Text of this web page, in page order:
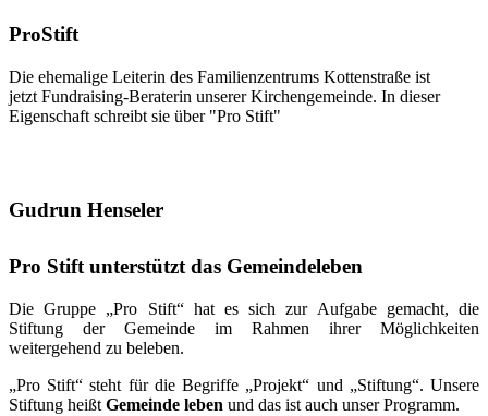
ProStift
Die ehemalige Leiterin des Familienzentrums Kottenstraße ist
jetzt Fundraising-Beraterin unserer Kirchengemeinde. In dieser
Eigenschaft schreibt sie über "Pro Stift"
Gudrun Henseler
Pro Stift unterstützt das Gemeindeleben
Die Gruppe „Pro Stift“ hat es sich zur Aufgabe gemacht, die
Stiftung der Gemeinde im Rahmen ihrer Möglichkeiten
weitergehend zu beleben.
„Pro Stift“ steht für die Begriffe „Projekt“ und „Stiftung“. Unsere
Stiftung heißt Gemeinde leben und das ist auch unser Programm.